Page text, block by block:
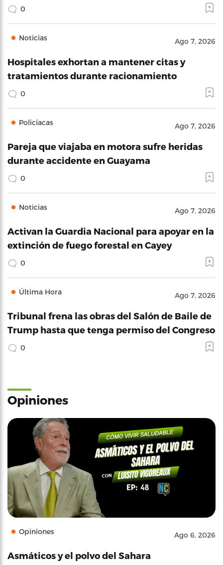
0
Noticias Ago 7, 2026
Hospitales exhortan a mantener citas y
tratamientos durante racionamiento
0
Policíacas Ago 7, 2026
Pareja que viajaba en motora sufre heridas
durante accidente en Guayama
0
Noticias Ago 7, 2026
Activan la Guardia Nacional para apoyar en la
extinción de fuego forestal en Cayey
0
Última Hora Ago 7, 2026
Tribunal frena las obras del Salón de Baile de
Trump hasta que tenga permiso del Congreso
0
Opiniones
Opiniones Ago 6, 2026
Asmáticos y el polvo del Sahara